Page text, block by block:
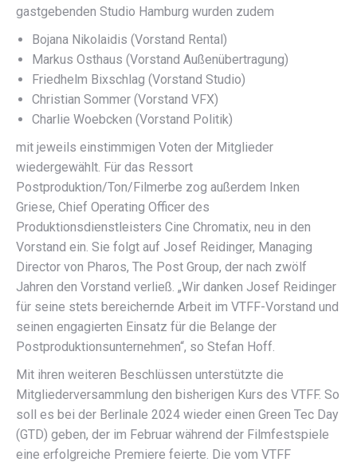
gastgebenden Studio Hamburg wurden zudem
Bojana Nikolaidis (Vorstand Rental)
Markus Osthaus (Vorstand Außenübertragung)
Friedhelm Bixschlag (Vorstand Studio)
Christian Sommer (Vorstand VFX)
Charlie Woebcken (Vorstand Politik)
mit jeweils einstimmigen Voten der Mitglieder
wiedergewählt. Für das Ressort
Postproduktion/Ton/Filmerbe zog außerdem Inken
Griese, Chief Operating Officer des
Produktionsdienstleisters Cine Chromatix, neu in den
Vorstand ein. Sie folgt auf Josef Reidinger, Managing
Director von Pharos, The Post Group, der nach zwölf
Jahren den Vorstand verließ. „Wir danken Josef Reidinger
für seine stets bereichernde Arbeit im VTFF-Vorstand und
seinen engagierten Einsatz für die Belange der
Postproduktionsunternehmen“, so Stefan Hoff.
Mit ihren weiteren Beschlüssen unterstützte die
Mitgliederversammlung den bisherigen Kurs des VTFF. So
soll es bei der Berlinale 2024 wieder einen Green Tec Day
(GTD) geben, der im Februar während der Filmfestspiele
eine erfolgreiche Premiere feierte. Die vom VTFF